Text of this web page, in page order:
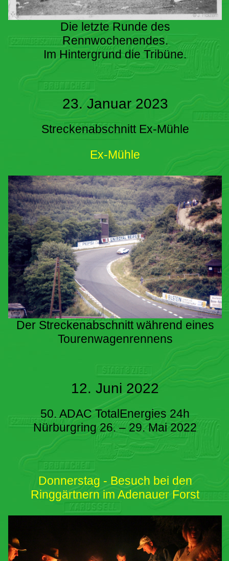
Die letzte Runde des
Rennwochenendes.
Im Hintergrund die Tribüne.
23. Januar 2023
Streckenabschnitt Ex-Mühle
Ex-Mühle
Der Streckenabschnitt während eines
Tourenwagenrennens
12. Juni 2022
50. ADAC TotalEnergies 24h
Nürburgring 26. – 29. Mai 2022
Donnerstag - Besuch bei den
Ringgärtnern im Adenauer Forst